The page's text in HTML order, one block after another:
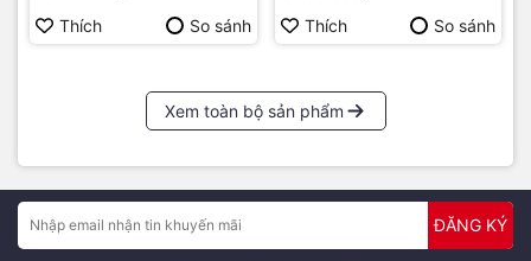
Thích So sánh Thích So sánh
Xem toàn bộ sản phẩm
ĐĂNG KÝ